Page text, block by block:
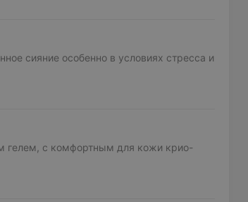
сияние особенно в условиях стресса и
гелем, с комфортным для кожи крио-